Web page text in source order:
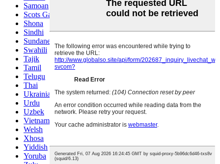
Samoan
Scots Gaelic
Shona
Sindhi
Sundanese
Swahili
Tajik
Tamil
Telugu
Thai
Ukrainian
Urdu
Uzbek
Vietnamese
Welsh
Xhosa
Yiddish
Yoruba